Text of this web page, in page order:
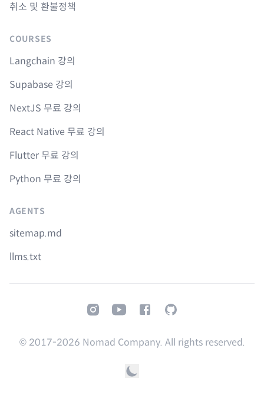
취소 및 환불정책
COURSES
Langchain 강의
Supabase 강의
NextJS 무료 강의
React Native 무료 강의
Flutter 무료 강의
Python 무료 강의
AGENTS
sitemap.md
llms.txt
InstagramYoutubeFacebookGitHub
© 2017-2026 Nomad Company. All rights reserved.